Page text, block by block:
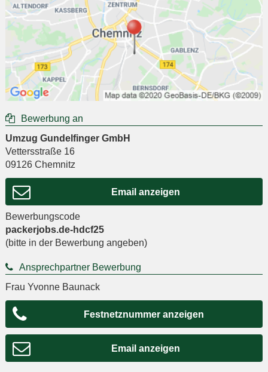
Bewerbung an
Umzug Gundelfinger GmbH
Vettersstraße 16
09126 Chemnitz
Email anzeigen
Bewerbungscode
packerjobs.de-hdcf25
(bitte in der Bewerbung angeben)
Ansprechpartner Bewerbung
Frau Yvonne Baunack
Festnetznummer anzeigen
Email anzeigen